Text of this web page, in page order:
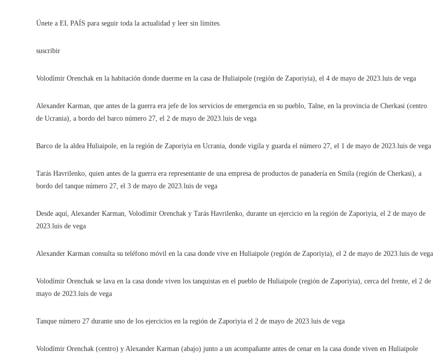
Únete a EL PAÍS para seguir toda la actualidad y leer sin límites.
suscribir
Volodímir Orenchak en la habitación donde duerme en la casa de Huliaipole (región de Zaporiyia), el 4 de mayo de 2023.luis de vega
Alexander Karman, que antes de la guerra era jefe de los servicios de emergencia en su pueblo, Talne, en la provincia de Cherkasi (centro
de Ucrania), a bordo del barco número 27, el 2 de mayo de 2023.luis de vega
Barco de la aldea Huliaipole, en la región de Zaporiyia en Ucrania, donde vigila y guarda el número 27, el 1 de mayo de 2023.luis de vega
Tarás Havrilenko, quien antes de la guerra era representante de una empresa de productos de panadería en Smila (región de Cherkasi), a
bordo del tanque número 27, el 3 de mayo de 2023.luis de vega
Desde aquí, Alexander Karman, Volodímir Orenchak y Tarás Havrilenko, durante un ejercicio en la región de Zaporiyia, el 2 de mayo de
2023.luis de vega
Alexander Karman consulta su teléfono móvil en la casa donde vive en Huliaipole (región de Zaporiyia), el 2 de mayo de 2023.luis de vega
Volodímir Orenchak se lava en la casa donde viven los tanquistas en el pueblo de Huliaipole (región de Zaporiyia), cerca del frente, el 2 de
mayo de 2023.luis de vega
Tanque número 27 durante uno de los ejercicios en la región de Zaporiyia el 2 de mayo de 2023.luis de vega
Volodímir Orenchak (centro) y Alexander Karman (abajo) junto a un acompañante antes de cenar en la casa donde viven en Huliaipole